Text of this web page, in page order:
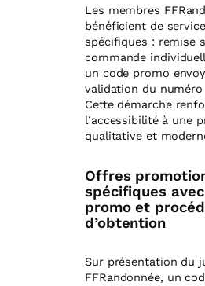
Les membres
bénéficient de
spécifiques : remise
commande
un code promo
validation du numéro
Cette démarche
l’accessibilité à une
qualitative et
Offres
spécifiques
promo et
d’obtention
Sur présentation du
FFRandonnée, un